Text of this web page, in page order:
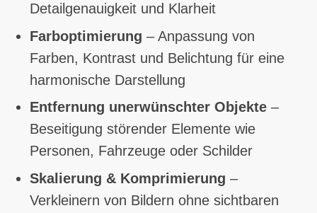
Detailgenauigkeit und Klarheit
Farboptimierung – Anpassung von
Farben, Kontrast und Belichtung für eine
harmonische Darstellung
Entfernung unerwünschter Objekte –
Beseitigung störender Elemente wie
Personen, Fahrzeuge oder Schilder
Skalierung & Komprimierung –
Verkleinern von Bildern ohne sichtbaren